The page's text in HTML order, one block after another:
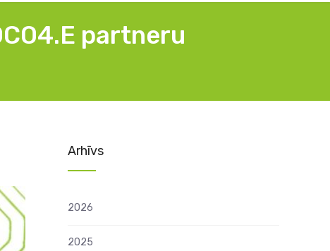
partneru
Arhīvs
2026
2025